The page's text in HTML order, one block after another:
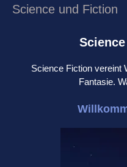
Science und Fiction
Science Fiction vereint
Fantasie.